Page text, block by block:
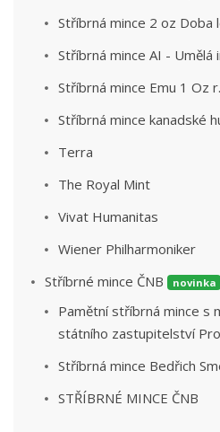
Stříbrná mince 2 oz
Stříbrná mince AI -
Stříbrná mince Emu 1 Oz
Stříbrná mince kanadské
Terra
The Royal Mint
Vivat Humanitas
Wiener Philharmoniker
Stříbrné mince ČNB
novinka
Pamětní stříbrná mince s
státního zastupitelství
Stříbrná mince Bedřich
STŘÍBRNÉ MINCE ČNB